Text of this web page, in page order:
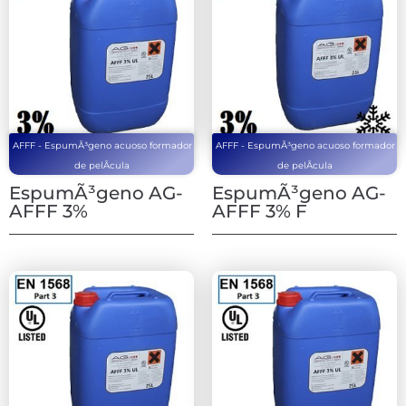
AFFF - EspumÃ³geno acuoso formador
de pelÃ­cula
EspumÃ³geno AG-
AFFF 3%
AFFF - EspumÃ³geno acuoso formador
de pelÃ­cula
EspumÃ³geno AG-
AFFF 3% F